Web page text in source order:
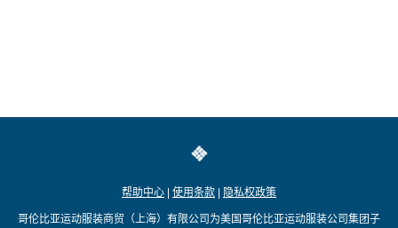
帮助中心 使用条款 隐私权政策
哥伦比亚运动服装商贸（上海）有限公司为美国哥伦比亚运动服装公司集团子